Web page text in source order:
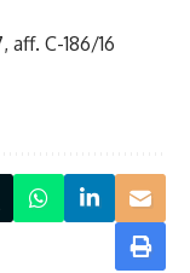
aff. C-186/16